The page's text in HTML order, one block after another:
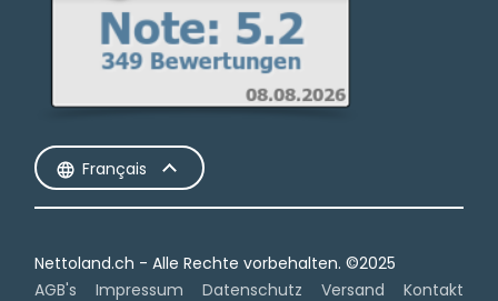
Français
Nettoland.ch - Alle Rechte vorbehalten.​ ©2025
AGB's
Impressum Datenschutz Versand Kontakt